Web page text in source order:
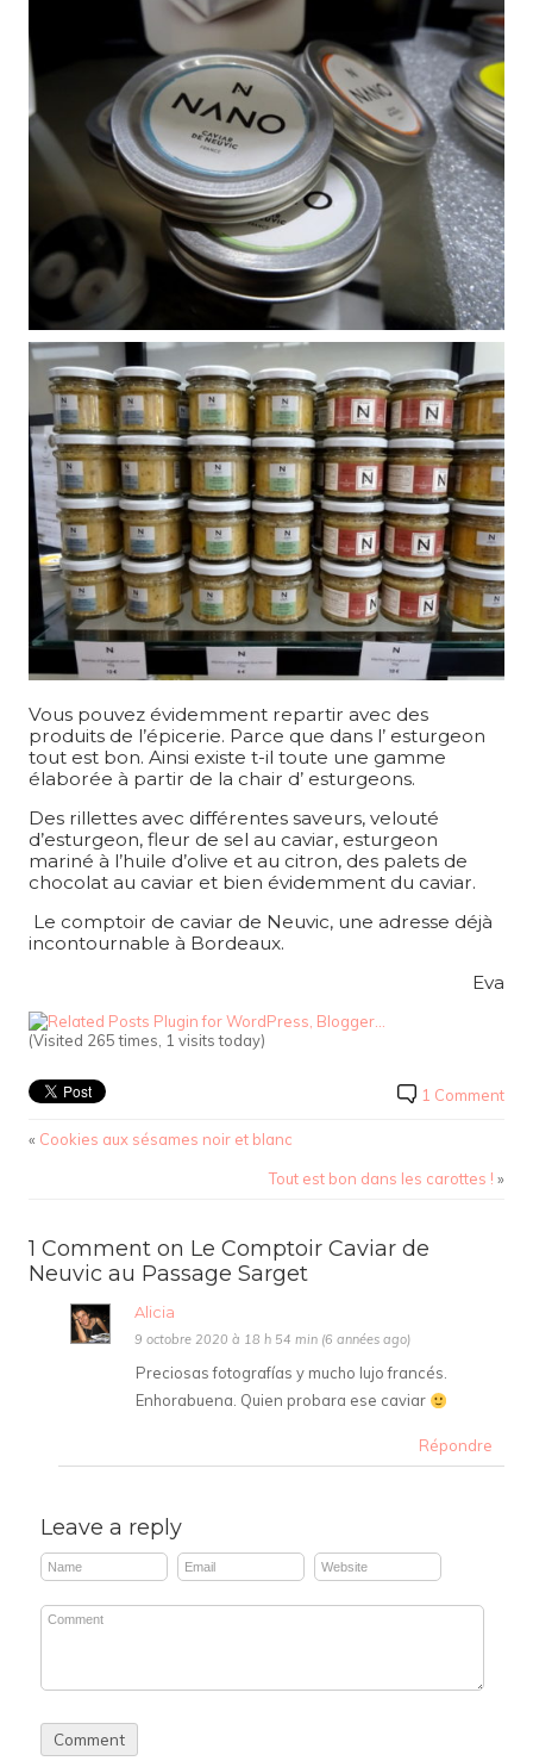
Vous pouvez évidemment repartir avec des
produits de l’épicerie. Parce que dans l’ esturgeon
tout est bon. Ainsi existe t-il toute une gamme
élaborée à partir de la chair d’ esturgeons.
Des rillettes avec différentes saveurs, velouté
d’esturgeon, fleur de sel au caviar, esturgeon
mariné à l’huile d’olive et au citron, des palets de
chocolat au caviar et bien évidemment du caviar.
Le comptoir de caviar de Neuvic, une adresse déjà
incontournable à Bordeaux.
Eva
(Visited 265 times, 1 visits today)
1 Comment
« Cookies aux sésames noir et blanc
Tout est bon dans les carottes ! »
1 Comment on Le Comptoir Caviar de
Neuvic au Passage Sarget
Alicia
9 octobre 2020 à 18 h 54 min (6 années ago)
Preciosas fotografías y mucho lujo francés.
Enhorabuena. Quien probara ese caviar
Répondre
Leave a reply